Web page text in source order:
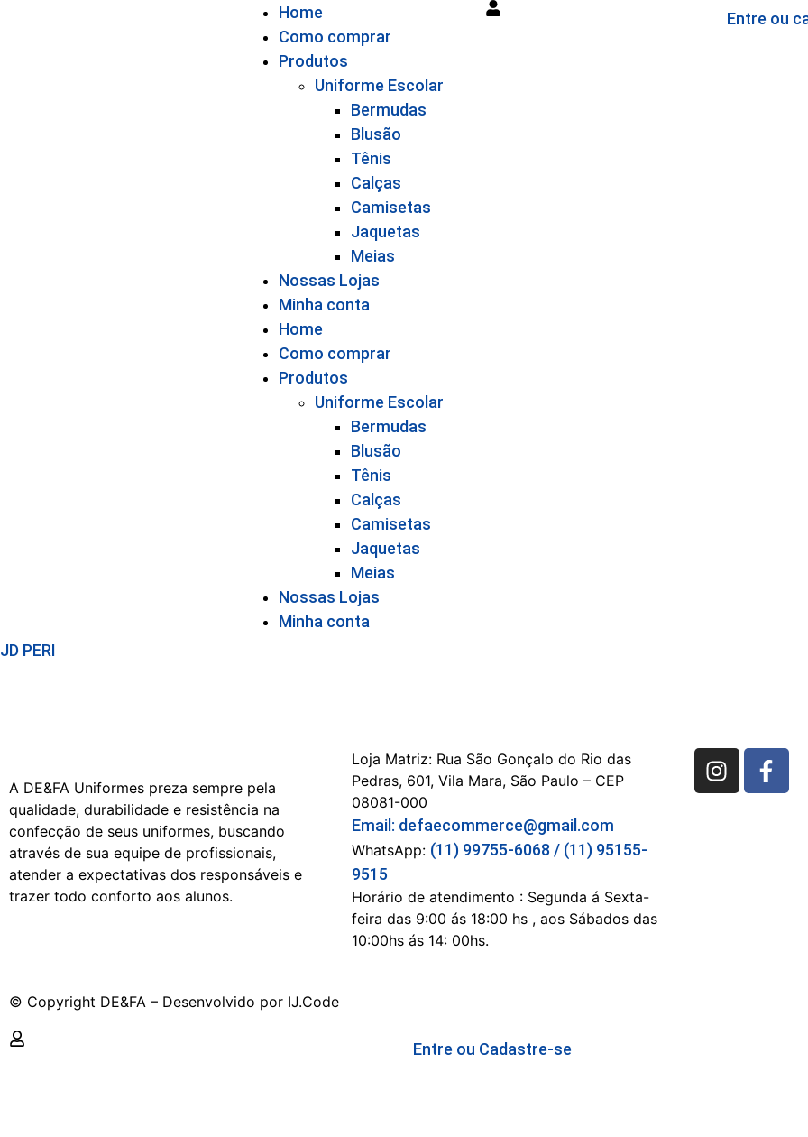
Home
Como comprar
Produtos
Uniforme Escolar
Bermudas
Blusão
Tênis
Calças
Camisetas
Jaquetas
Meias
Nossas Lojas
Minha conta
Home
Como comprar
Produtos
Uniforme Escolar
Bermudas
Blusão
Tênis
Calças
Camisetas
Jaquetas
Meias
Nossas Lojas
Minha conta
Entre ou
JD PERI
A DE&FA Uniformes preza sempre pela
qualidade, durabilidade e resistência na
confecção de seus uniformes, buscando
através de sua equipe de profissionais,
atender a expectativas dos responsáveis e
trazer todo conforto aos alunos.
Loja Matriz:Rua São Gonçalo do Rio das
Pedras, 601, Vila Mara, São Paulo – CEP
08081-000
Email: defaecommerce@gmail.com
WhatsApp: (11) 99755-6068 / (11) 95155-
9515
Horário de atendimento : Segunda á Sexta-
feira das 9:00 ás 18:00 hs , aos Sábados das
10:00hs ás 14: 00hs.
© Copyright DE&FA – Desenvolvido por IJ.Code
Entre ou Cadastre-se